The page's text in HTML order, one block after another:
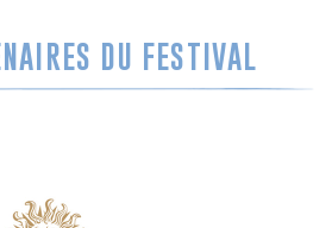
DU FESTIVAL